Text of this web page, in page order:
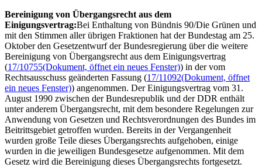
Bereinigung von Übergangsrecht aus dem
Einigungsvertrag:Bei Enthaltung von Bündnis 90/Die Grünen und
mit den Stimmen aller übrigen Fraktionen hat der Bundestag am 25.
Oktober den Gesetzentwurf der Bundesregierung über die weitere
Bereinigung von Übergangsrecht aus dem Einigungsvertrag
(17/10755(Dokument, öffnet ein neues Fenster)) in der vom
Rechtsausschuss geänderten Fassung (17/11092(Dokument, öffnet
ein neues Fenster)) angenommen. Der Einigungsvertrag vom 31.
August 1990 zwischen der Bundesrepublik und der DDR enthält
unter anderem Übergangsrecht, mit dem besondere Regelungen zur
Anwendung von Gesetzen und Rechtsverordnungen des Bundes im
Beitrittsgebiet getroffen wurden. Bereits in der Vergangenheit
wurden große Teile dieses Übergangsrechts aufgehoben, einige
wurden in die jeweiligen Bundesgesetze aufgenommen. Mit dem
Gesetz wird die Bereinigung dieses Übergangsrechts fortgesetzt.